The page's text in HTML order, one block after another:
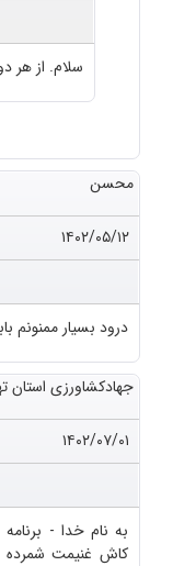
سلام. از هر
محسن
۱۴۰۲/۰۵/۱۲
درود بسیار ممنونم
جهادکشاورزی استان
۱۴۰۲/۰۷/۰۱
به نام خدا -
کاش غنیمت